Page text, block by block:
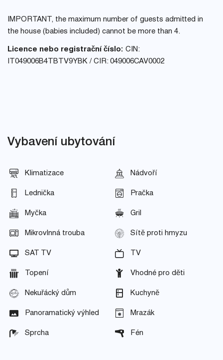
IMPORTANT, the maximum number of guests admitted in
the house (babies included) cannot be more than 4.
Licence nebo registrační číslo: CIN:
IT049006B4TBTV9YBK / CIR: 049006CAV0002
Vybavení ubytování
Klimatizace Nádvoří
Lednička Pračka
Myčka Gril
Mikrovlnná trouba Sítě proti hmyzu
SAT TV TV
Topení Vhodné pro děti
Nekuřácký dům Kuchyně
Panoramatický výhled Mrazák
Sprcha Fén